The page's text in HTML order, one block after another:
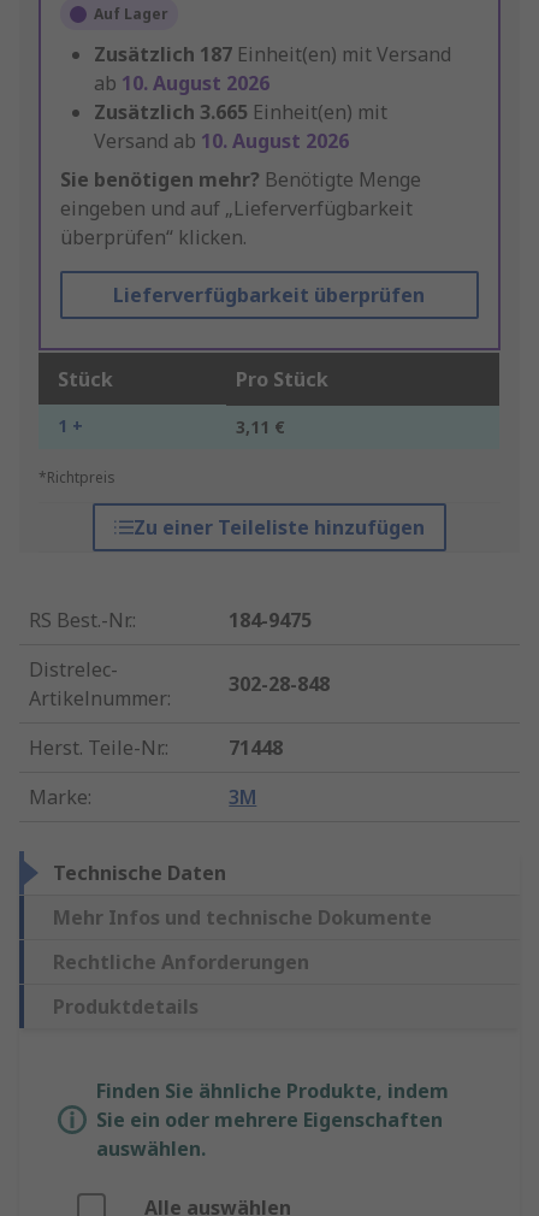
Auf Lager
Zusätzlich 187 Einheit(en) mit Versand
ab 10. August 2026
Zusätzlich 3.665 Einheit(en) mit
Versand ab 10. August 2026
Sie benötigen mehr? Benötigte Menge
eingeben und auf „Lieferverfügbarkeit
überprüfen“ klicken.
Lieferverfügbarkeit überprüfen
Stück Pro Stück
1 + 3,11 €
*Richtpreis
Zu einer Teileliste hinzufügen
RS Best.-Nr.:
184-9475
Distrelec-
Artikelnummer:
302-28-848
Herst. Teile-Nr.:
71448
Marke: 3M
Technische Daten
Mehr Infos und technische Dokumente
Rechtliche Anforderungen
Produktdetails
Finden Sie ähnliche Produkte, indem
Sie ein oder mehrere Eigenschaften
auswählen.
Alle auswählen